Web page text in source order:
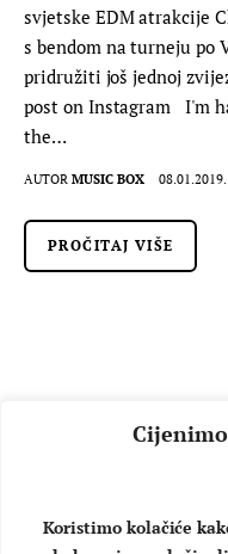
Koristimo kolačiće
svjetske EDM atrakcije
s bendom na turneju po
pridružiti još jednoj
post on Instagram I'm
the…
AUTOR MUSIC BOX 08.01.2019.
PROČITAJ VIŠE